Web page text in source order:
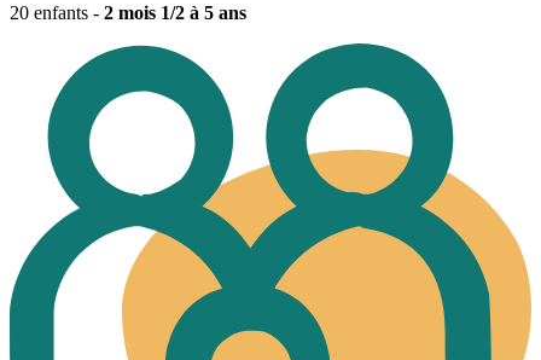
20 enfants - 2 mois 1/2 à 5 ans